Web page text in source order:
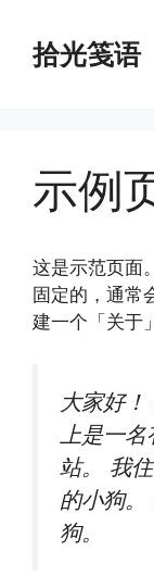
拾光笺语
示例
这是示范页面
固定的，通常
建一个「关于
大家好
上是一
站。 我
的小狗。
狗。